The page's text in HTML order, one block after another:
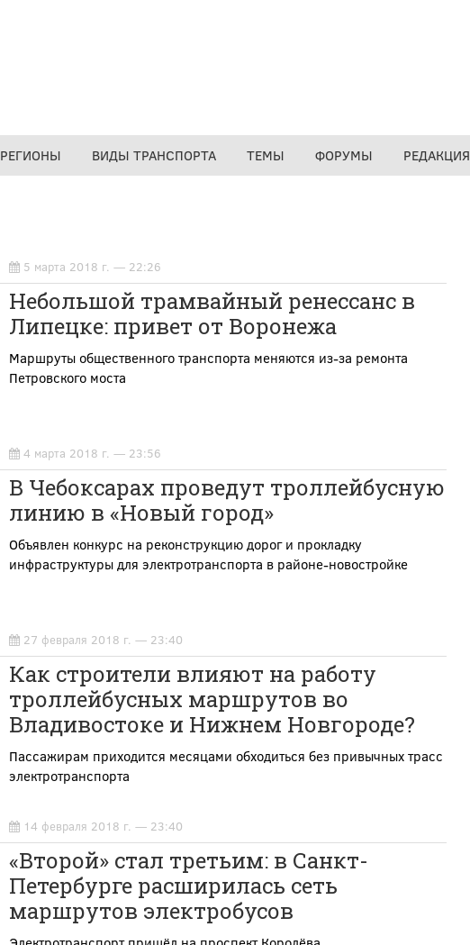
РЕГИОНЫ ВИДЫ ТРАНСПОРТА ТЕМЫ ФОРУМЫ РЕДАКЦИЯ
5 марта 2018 г. — 22:26
Небольшой трамвайный ренессанс в
Липецке: привет от Воронежа
Маршруты общественного транспорта меняются из-за ремонта
Петровского моста
4 марта 2018 г. — 23:56
В Чебоксарах проведут троллейбусную
линию в «Новый город»
Объявлен конкурс на реконструкцию дорог и прокладку
инфраструктуры для электротранспорта в районе-новостройке
27 февраля 2018 г. — 23:40
Как строители влияют на работу
троллейбусных маршрутов во
Владивостоке и Нижнем Новгороде?
Пассажирам приходится месяцами обходиться без привычных трасс
электротранспорта
14 февраля 2018 г. — 23:40
«Второй» стал третьим: в Санкт-
Петербурге расширилась сеть
маршрутов электробусов